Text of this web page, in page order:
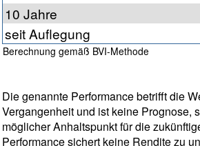
10 Jahre
seit Auflegung
Berechnung gemäß BVI-Methode
Die genannte Performance betrifft die
Vergangenheit und ist keine Prognose,
möglicher Anhaltspunkt für die
Performance sichert keine Rendite zu